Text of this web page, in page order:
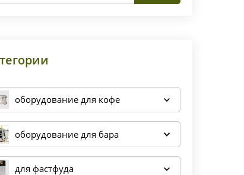
оборудование для кофе
оборудование для бара
для фастфуда